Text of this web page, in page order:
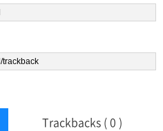
Trackbacks ( 0 )